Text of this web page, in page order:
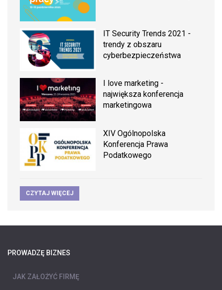
IT Security Trends 2021 -
trendy z obszaru
cyberbezpieczeństwa
I love marketing -
największa konferencja
marketingowa
XIV Ogólnopolska
Konferencja Prawa
Podatkowego
CZYTAJ WIĘCEJ
PROWADZĘ BIZNES
JAK ZAŁOŻYĆ FIRMĘ